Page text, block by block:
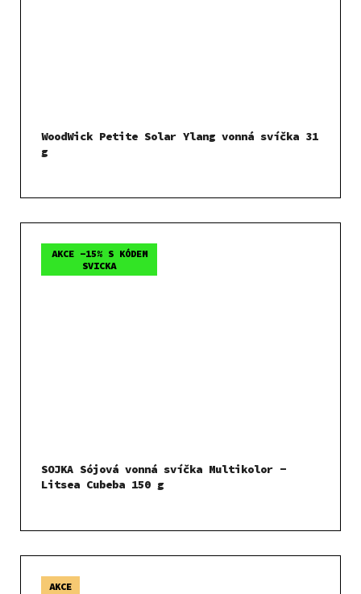
WoodWick Petite Solar Ylang vonná svíčka 31
g
AKCE -15% S KÓDEM
SVICKA
SOJKA Sójová vonná svíčka Multikolor -
Litsea Cubeba 150 g
AKCE